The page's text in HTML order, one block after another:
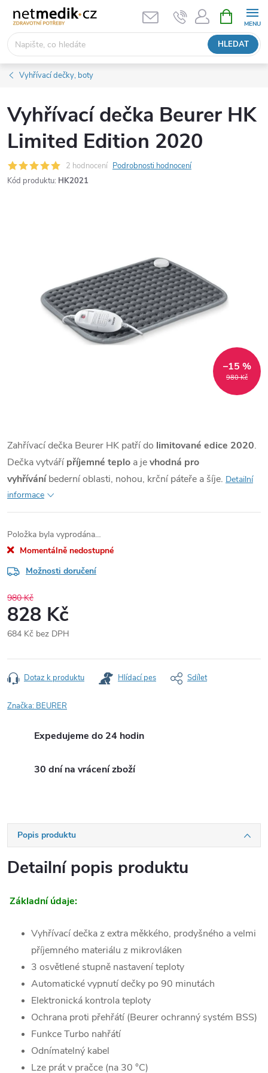
obsah
HLEDAT
NÁKUPNÍ
KOŠÍK
Vyhřívací dečky, boty
Vyhřívací dečka Beurer HK
Limited Edition 2020
2 hodnocení Podrobnosti hodnocení
Kód produktu: HK2021
980 Kč
–15 %
Zahřívací dečka Beurer HK patří do limitované edice 2020.
Dečka vytváří příjemné teplo a jevhodná pro
vyhříváníbederní oblasti, nohou, krční páteře a šíje. Detailní
informace
Položka byla vyprodána…
Momentálně nedostupné
Možnosti doručení
980 Kč
828 Kč
684 Kč bez DPH
cena:
Dotaz k produktu Hlídací pes Sdílet
Značka: BEURER
Expedujeme do 24 hodin
30 dní na vrácení zboží
Popis produktu
Detailní popis produktu
Základní údaje:
Vyhřívací dečka z extra měkkého, prodyšného a velmi
příjemného materiálu z mikrovláken
3 osvětlené stupně nastavení teploty
Automatické vypnutí dečky po 90 minutách
Elektronická kontrola teploty
Ochrana proti přehřátí (Beurer ochranný systém BSS)
Funkce Turbo nahřátí
Odnímatelný kabel
Lze prát v pračce (na 30 °C)